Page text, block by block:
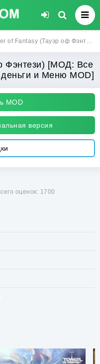
Все открыто, Дополнительные деньги и Меню MOD] | Взлом Tower of Fantasy на Андроид
Фэнтези) [МОД: Все
и Меню MOD]
MOD
версия
оценок: 1700